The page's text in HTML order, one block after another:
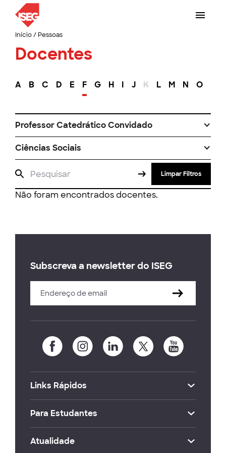
Início/ Pessoas
Docentes
A B C D E F G H I J K L M N O
Professor Catedrático Convidado
Ciências Sociais
Limpar Filtros
Não foram encontrados docentes.
Subscreva a newsletter do ISEG
Links Rápidos
Para Estudantes
Atualidade